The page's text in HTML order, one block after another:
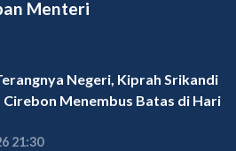
Menteri
Negeri, Kiprah Srikandi
Cirebon Menembus Batas di Hari
21:30